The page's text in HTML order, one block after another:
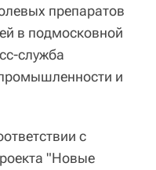
препаратов
в подмосковной
служба
и
с
"Новые